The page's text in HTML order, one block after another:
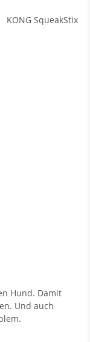
Hund. Damit
Und auch